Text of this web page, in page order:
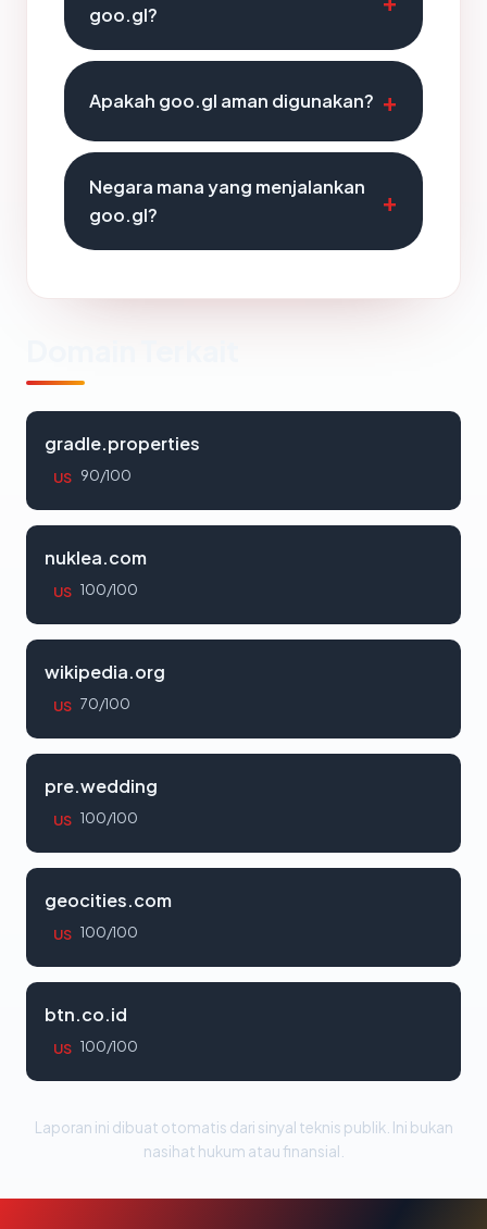
goo.gl?
Apakah goo.gl aman digunakan?
Negara mana yang menjalankan
goo.gl?
gradle.properties
US 90/100
nuklea.com
US 100/100
wikipedia.org
US 70/100
pre.wedding
US 100/100
geocities.com
US 100/100
btn.co.id
US 100/100
Laporan ini dibuat otomatis dari sinyal teknis publik. Ini bukan
nasihat hukum atau finansial.